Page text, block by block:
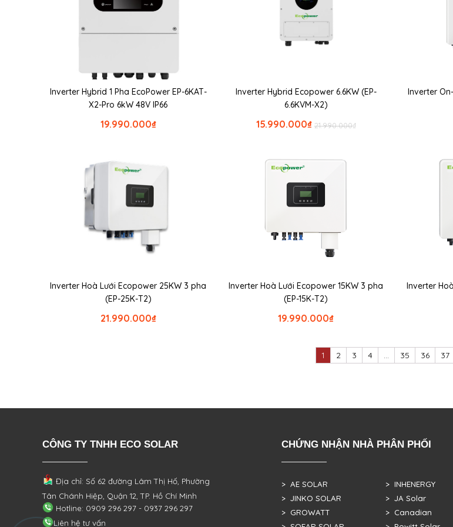
Inverter Hybrid 1 Pha EcoPower EP-6KAT-
X2-Pro 6kW 48V IP66
₫
19.990.000
Inverter Hybrid Ecopower 6.6KW (EP-
6.6KVM-X2)
₫
21.990.000
₫
15.990.000
Inverter
Inverter Hoà Lưới Ecopower 25KW 3 pha
(EP-25K-T2)
₫
21.990.000
Inverter Hoà Lưới Ecopower 15KW 3 pha
(EP-15K-T2)
₫
19.990.000
Inverter
1 2 3 4 … 35 36 37
CÔNG TY TNHH ECO SOLAR
Địa chỉ: Số 62 đường Lâm Thị Hố, Phường
Tân Chánh Hiệp, Quận 12, TP. Hồ Chí Minh
Hotline: 0909 296 297 - 0937 296 297
Liên hệ tư vấn
CHỨNG NHẬN NHÀ PHÂN PHỐI
> AE SOLAR
> JINKO SOLAR
> GROWATT
> INHENERGY
> JA Solar
> Canadian